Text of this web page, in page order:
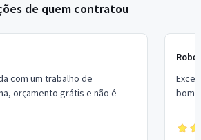
de quem contratou
com um trabalho de
orçamento grátis e não é
bom